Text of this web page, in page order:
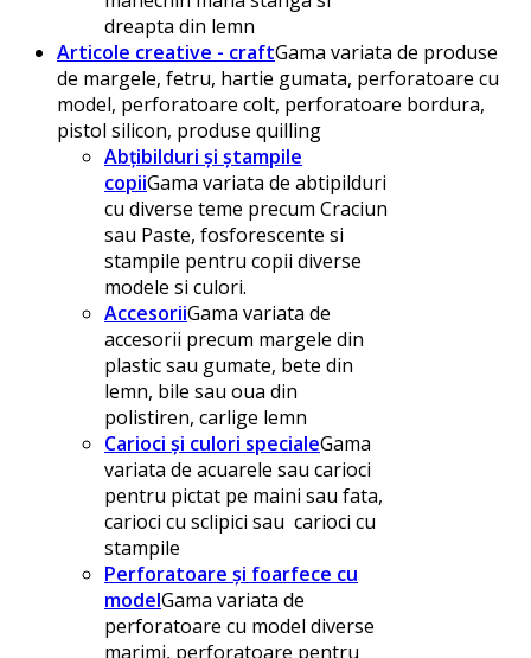
dreapta din lemn
Articole creative - craftGama variata de produse
de margele, fetru, hartie gumata, perforatoare cu
model, perforatoare colt, perforatoare bordura,
pistol silicon, produse quilling
Abțibilduri și ștampile
copiiGama variata de abtipilduri
cu diverse teme precum Craciun
sau Paste, fosforescente si
stampile pentru copii diverse
modele si culori.
AccesoriiGama variata de
accesorii precum margele din
plastic sau gumate, bete din
lemn, bile sau oua din
polistiren, carlige lemn
Carioci și culori specialeGama
variata de acuarele sau carioci
pentru pictat pe maini sau fata,
carioci cu sclipici sau carioci cu
stampile
Perforatoare și foarfece cu
modelGama variata de
perforatoare cu model diverse
marimi, perforatoare pentru